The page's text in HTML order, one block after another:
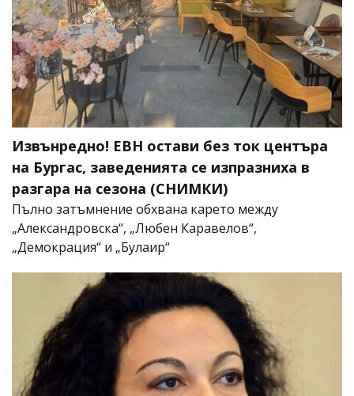
Извънредно! ЕВН остави без ток центъра
на Бургас, заведенията се изпразниха в
разгара на сезона (СНИМКИ)
Пълно затъмнение обхвана карето между
„Александровска“, „Любен Каравелов“,
„Демокрация“ и „Булаир“